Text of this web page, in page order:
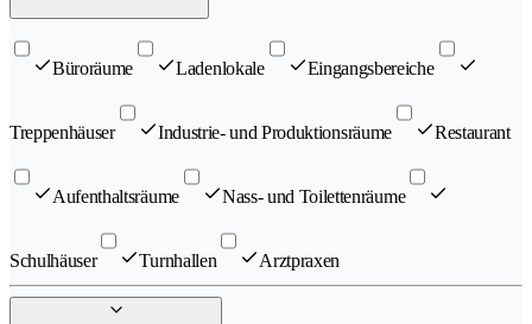
Büroräume Ladenlokale Eingangsbereiche
Treppenhäuser Industrie- und Produktionsräume Restaurant
Aufenthaltsräume Nass- und Toilettenräume
Schulhäuser Turnhallen Arztpraxen